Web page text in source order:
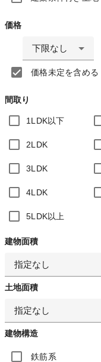
価格
下限なし
価格未定を含める
間取り
1LDK以下
2LDK
3LDK
4LDK
5LDK以上
建物面積
指定なし
土地面積
指定なし
建物構造
鉄筋系